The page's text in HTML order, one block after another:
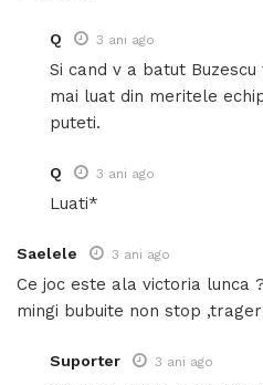
Q 3 ani ago
Si cand v a batut
mai luat din meritele
puteti.
Q 3 ani ago
Luati*
Saelele 3 ani ago
Ce joc este ala victoria lunca
mingi bubuite non stop
Suporter 3 ani ago